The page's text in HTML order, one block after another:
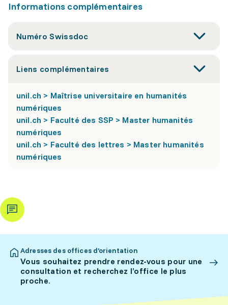
Informations complémentaires
Numéro Swissdoc
Liens complémentaires
unil.ch > Maîtrise universitaire en humanités
numériques
unil.ch > Faculté des SSP > Master humanités
numériques
unil.ch > Faculté des lettres > Master humanités
numériques
Adresses des offices d’orientation
Vous souhaitez prendre rendez-vous pour une
consultation et recherchez l’office le plus
proche.